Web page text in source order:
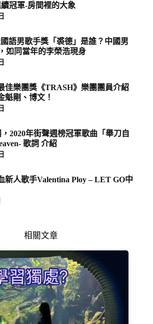
冠軍-房間裡的大象
語男歌手獎「裘德」是誰？中國男
如同當年的李榮浩現身
佳樂團獎《TRASH》樂團團員介紹
魁剛、博文！
，2020年街聲週榜冠軍歌曲「舉刀自
歌詞 介紹
新人歌手Valentina Ploy – LET GO中
相關文章